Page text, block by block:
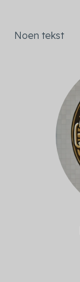
Noen tekst